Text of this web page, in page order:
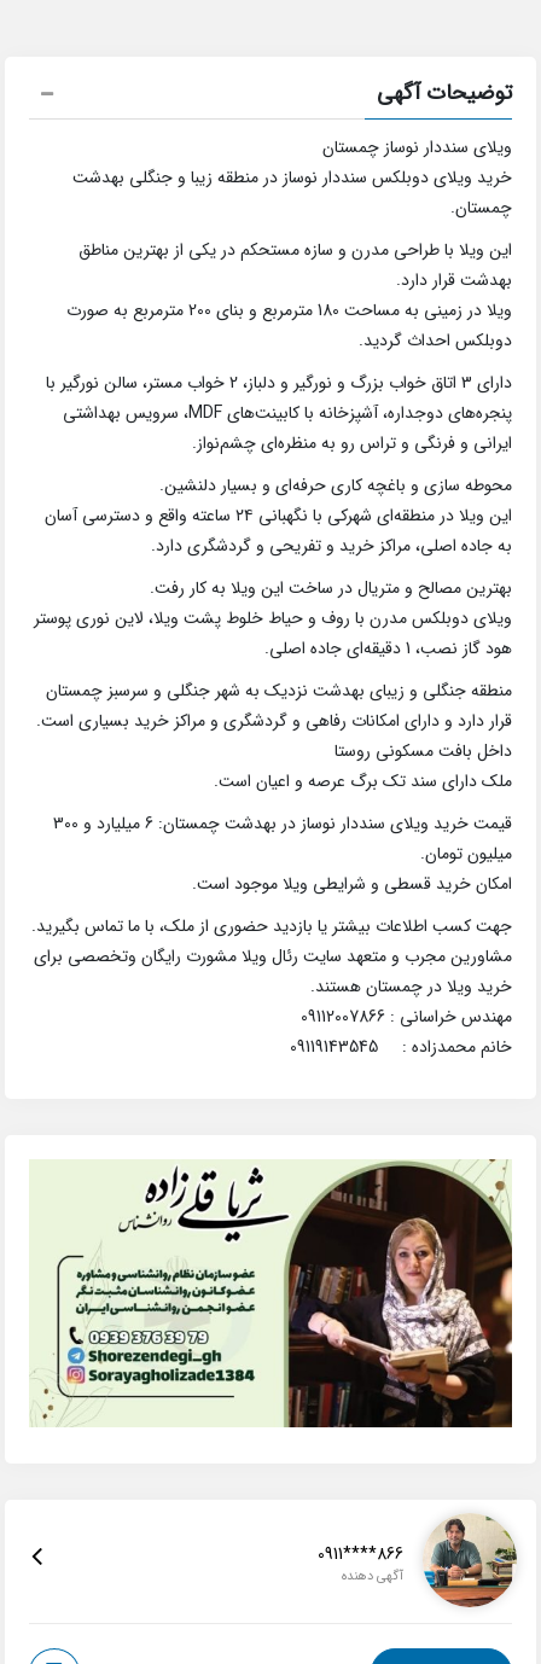
توضیحات آگهی
ویلای سنددار نوساز چمستان
خرید ویلای دوبلکس سنددار نوساز در منطقه زیبا و جنگلی بهدشت
چمستان.
این ویلا با طراحی مدرن و سازه مستحکم در یکی از بهترین مناطق
بهدشت قرار دارد.
ویلا در زمینی به مساحت 180 مترمربع و بنای 200 مترمربع به صورت
دوبلکس احداث گردید.
دارای 3 اتاق خواب بزرگ و نورگیر و دلباز، 2 خواب مستر، سالن نورگیر با
پنجره‌های دوجداره، آشپزخانه با کابینت‌های MDF، سرویس بهداشتی
ایرانی و فرنگی و تراس رو به منظره‌ای چشم‌نواز.
محوطه سازی و باغچه کاری حرفه‌ای و بسیار دلنشین.
این ویلا در منطقه‌ای شهرکی با نگهبانی ۲۴ ساعته واقع و دسترسی آسان
به جاده اصلی، مراکز خرید و تفریحی و گردشگری دارد.
بهترین مصالح و متریال در ساخت این ویلا به کار رفت.
ویلای دوبلکس مدرن با روف و حیاط خلوط پشت ویلا، لاین نوری پوستر
هود گاز نصب، 1 دقیقه‌ای جاده اصلی.
منطقه جنگلی و زیبای بهدشت نزدیک به شهر جنگلی و سرسبز چمستان
قرار دارد و دارای امکانات رفاهی و گردشگری و مراکز خرید بسیاری است.
داخل بافت مسکونی روستا
ملک دارای سند تک برگ عرصه و اعیان است.
قیمت خرید ویلای سنددار نوساز در بهدشت چمستان: 6 میلیارد و 300
میلیون تومان.
امکان خرید قسطی و شرایطی ویلا موجود است.
جهت کسب اطلاعات بیشتر یا بازدید حضوری از ملک، با ما تماس بگیرید.
مشاورین مجرب و متعهد سایت رئال ویلا مشورت رایگان وتخصصی برای
خرید ویلا در چمستان هستند.
مهندس خراسانی : 09112007866
خانم محمدزاده : 09119143545
0911****866
آگهی دهنده